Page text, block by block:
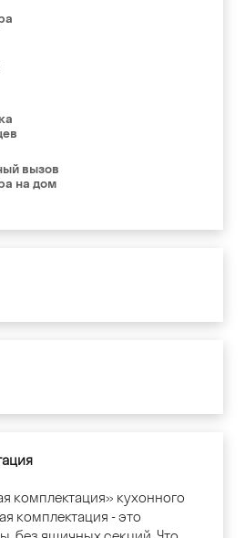
вызов
на дом
комплектация» кухонного
комплектация - это